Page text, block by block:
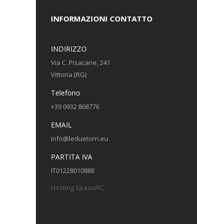
INFORMAZIONI CONTATTO
INDIRIZZO
Via C. Pisacane, 241
Vittoria (RG)
Telefono
+39 0932 868776
EMAIL
info@leduetorri.eu
PARTITA IVA
IT01228010888
Hosting SpazioRC